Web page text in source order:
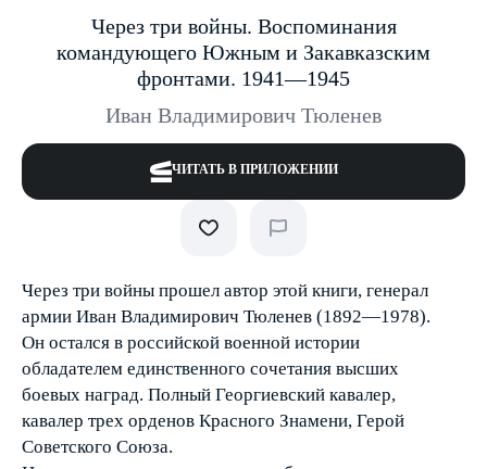
Через три войны. Воспоминания
командующего Южным и Закавказским
фронтами. 1941—1945
Иван Владимирович Тюленев
ЧИТАТЬ В ПРИЛОЖЕНИИ
Через три войны прошел автор этой книги, генерал
армии Иван Владимирович Тюленев (1892—1978).
Он остался в российской военной истории
обладателем единственного сочетания высших
боевых наград. Полный Георгиевский кавалер,
кавалер трех орденов Красного Знамени, Герой
Советского Союза.